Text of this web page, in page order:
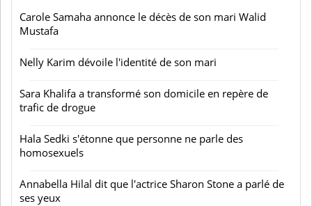
Carole Samaha annonce le décès de son mari Walid
Mustafa
Nelly Karim dévoile l'identité de son mari
Sara Khalifa a transformé son domicile en repère de
trafic de drogue
Hala Sedki s'étonne que personne ne parle des
homosexuels
Annabella Hilal dit que l'actrice Sharon Stone a parlé de
ses yeux